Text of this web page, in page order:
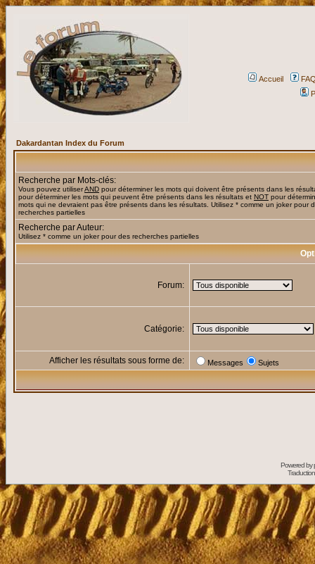
Accueil
Dakardantan Index du Forum
Recherche par Mots-clés:
Vous pouvez utiliserAND pour déterminer les mots qui doivent être présents dans les
pour déterminer les mots qui peuvent être présents dans les résultats et NOT pour
mots qui ne devraient pas être présents dans les résultats. Utilisez * comme un joker pour
recherches partielles
Recherche par Auteur:
Utilisez * comme un joker pour des recherches partielles
Forum:
Catégorie:
Afficher les résultats sous forme de: Messages Sujets
Powered by